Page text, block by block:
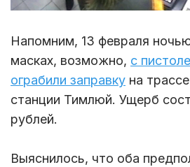
Напомним, 13 февраля
масках, возможно, с
ограбили заправку на
станции Тимлюй. Ущерб
рублей.
Выяснилось, что оба